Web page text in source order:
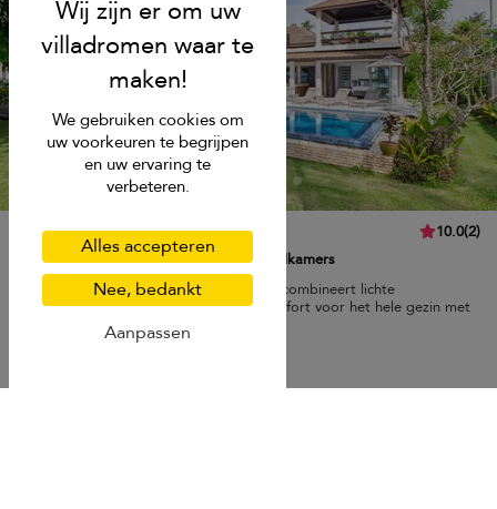
Villa Sand 10.0(2)
10 pers. max. · 5 slaapkamers · 5 badkamers
Deze villa ligt direct aan Natai Beach en combineert lichte
woonruimtes, een privézwembad en comfort voor het hele gezin met
prachtig oceaanzicht.
We gebruiken cookies om
uw voorkeuren te begrijpen
en uw ervaring te
verbeteren.
Alles accepteren
Nee, bedankt
Aanpassen